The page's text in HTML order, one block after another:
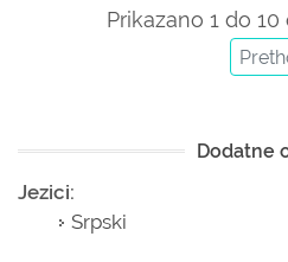
Prikazano 1 do
Dodatne
Jezici:
Srpski